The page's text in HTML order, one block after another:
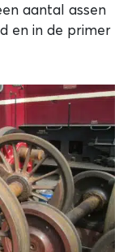
aantal assen
en in de primer